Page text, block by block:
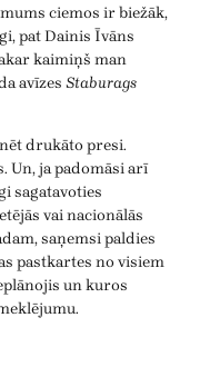
ciemos ir biežāk,
pat Dainis Īvāns
kaimiņš man
avīzes Staburags
drukāto presi.
Un, ja padomāsi arī
sagatavoties
vai nacionālās
saņemsi paldies
pastkartes no visiem
un kuros